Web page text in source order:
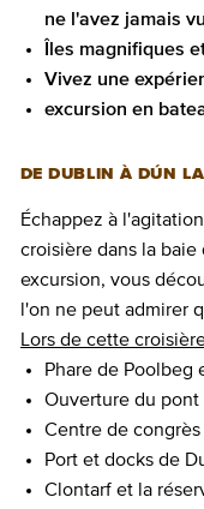
ne l'avez jamais
Îles magnifiques
Vivez une
excursion en
DE DUBLIN À DÚN
Échappez à
croisière dans la
excursion, vous
l'on ne peut admirer
Lors de cette
Phare de Poolbeg
Ouverture du pont
Centre de congrès
Port et docks de
Clontarf et la